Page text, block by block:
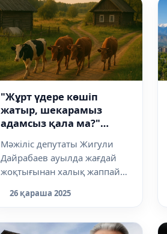
"Жұрт үдере көшіп
жатыр, шекарамыз
адамсыз қала ма?"
статистиканы айтты
Мәжіліс депутаты Жигули
Дайрабаев ауылда жағдай
жоқтығынан халық жаппай
айтты, деп хабар...
26 қараша 2025